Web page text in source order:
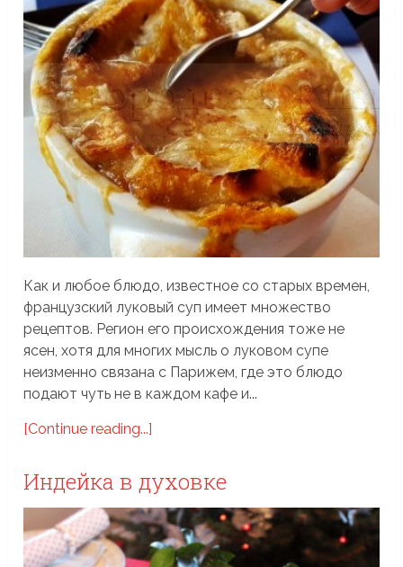
Как и любое блюдо, известное со старых времен,
французский луковый суп имеет множество
рецептов. Регион его происхождения тоже не
ясен, хотя для многих мысль о луковом супе
неизменно связана с Парижем, где это блюдо
подают чуть не в каждом кафе и...
[Continue reading...]
Индейка в духовке